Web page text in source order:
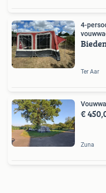
4-
Ter Aar
€
Zuna